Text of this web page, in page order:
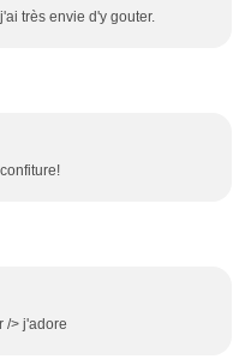
très envie d'y gouter.
/> j'adore